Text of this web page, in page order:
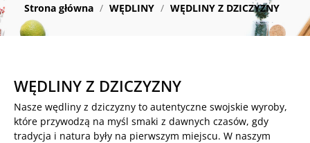
Strona główna WĘDLINY WĘDLINY Z DZICZYZNY
WĘDLINY Z DZICZYZNY
Nasze wędliny z dziczyzny to autentyczne swojskie wyroby,
które przywodzą na myśl smaki z dawnych czasów, gdy
tradycja i natura były na pierwszym miejscu. W naszym